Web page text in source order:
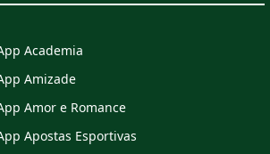
Academia
Amizade
Amor e Romance
Apostas Esportivas